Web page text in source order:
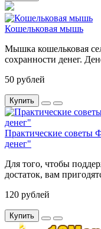
Кошельковая мышь
Мышка кошельковая
сохранности денег.
50 рублей
Купить
Практические советы
денег"
Для того, чтобы
достаток, вам
120 рублей
Купить